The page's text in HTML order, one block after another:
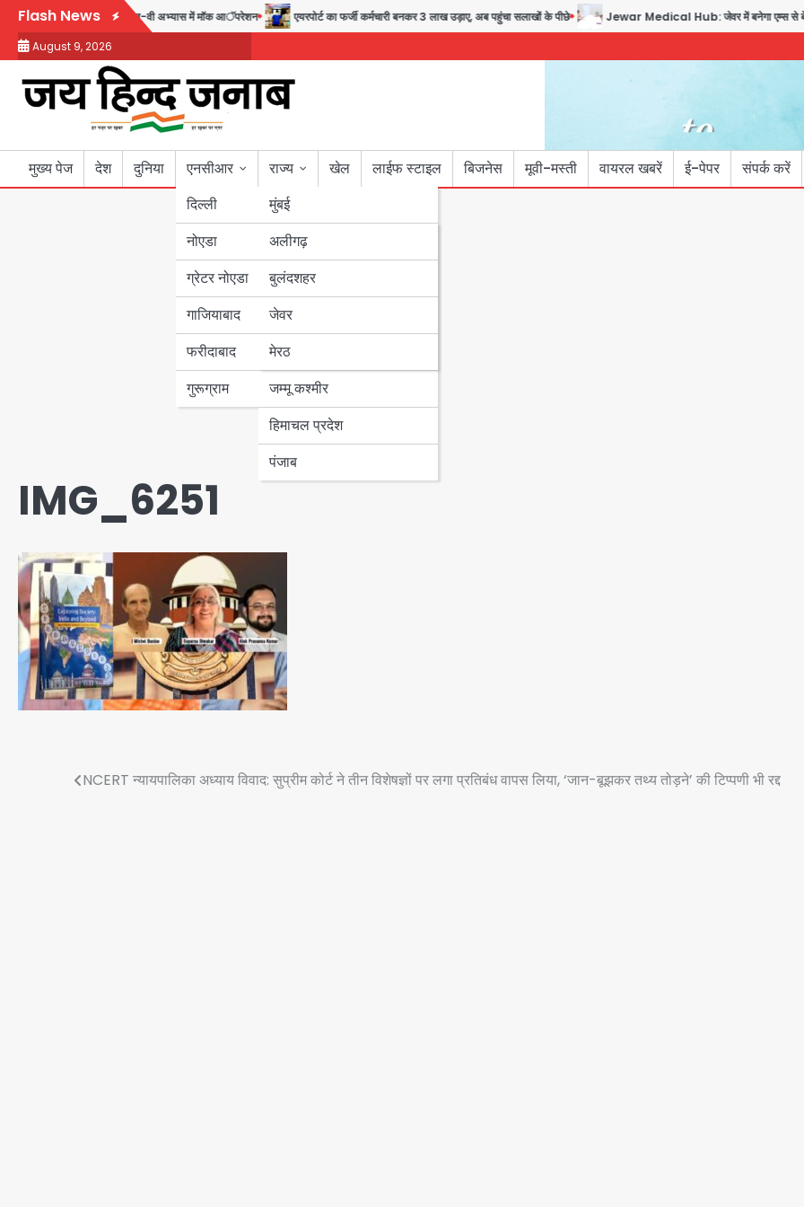
Skip
content
Flash News
पुलिस सुदर्शन शक्ति-वी अभ्यास में मॉक आॅपरेशन एयरपोर्ट का फर्जी कर्मचारी बनकर 3 लाख उड़ाए, अब पहुंचा सलाखों के पीछे Jewar Medical Hub: जेवर में बनेगा एम्स से बेहतर
August 9, 2026
मुख्य पेज देश दुनिया
एनसीआर
दिल्ली
नोएडा
ग्रेटर नोएडा
गाजियाबाद
फरीदाबाद
गुरूग्राम
राज्य
मुंबई
उत्तर प्रदेश
अलीगढ़
बुलंदशहर
जेवर
मेरठ
बिहार
पंजाब
हरियाणा
जम्मू कश्मीर
हिमाचल प्रदेश
पंजाब
खेल लाईफ स्टाइल बिजनेस मूवी-मस्ती वायरल खबरें ई-पेपर संपर्क करें
IMG_6251
NCERT न्यायपालिका अध्याय विवाद: सुप्रीम कोर्ट ने तीन विशेषज्ञों पर लगा प्रतिबंध वापस लिया, ‘जान-बूझकर तथ्य तोड़ने’ की टिप्पणी भी रद्द